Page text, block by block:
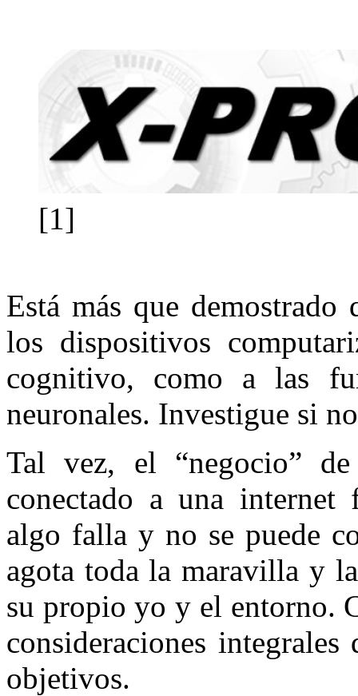
[1]
Está más que demostrado
los dispositivos
cognitivo, como a las
neuronales. Investigue si
Tal vez, el “negocio”
conectado a una internet
algo falla y no se puede
agota toda la maravilla y
su propio yo y el entorno.
consideraciones
objetivos.